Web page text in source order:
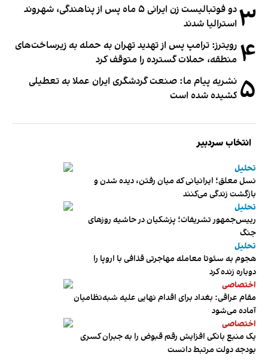
۳
دو فوتبالیست زن ایرانی ۵ ماه پس از پناهندگی، شهروند
استرالیا شدند
۴ رویترز: ترامپ پس از تهدید تهران به حمله به زیرساخت‌های
منطقه، حملات گسترده را متوقف کرد
۵ نشریه پیام ما: صنعت گردشگری ایران عملا به تعطیلی
کشیده شده است
انتخاب سردبیر
تحلیل
نسل معلق؛ ایرانیانی که میان رفتن، دیده شدن و
بازگشت زندگی می‌کنند
تحلیل
رییس‌جمهور تشریفات؛ پزشکیان در حاشیه روزهای
جنگ
تحلیل
هجوم به سئوتا معامله مهاجرتی قذافی با اروپا را
دوباره زنده کرد
اختصاصی
مقام عراقی: بغداد برای اقدام نهایی علیه شبه‌نظامیان
آماده می‌شود
اختصاصی
یک منبع بانکی افزایش رقم قبوض را به جبران کسری
بودجه دولت مرتبط دانست